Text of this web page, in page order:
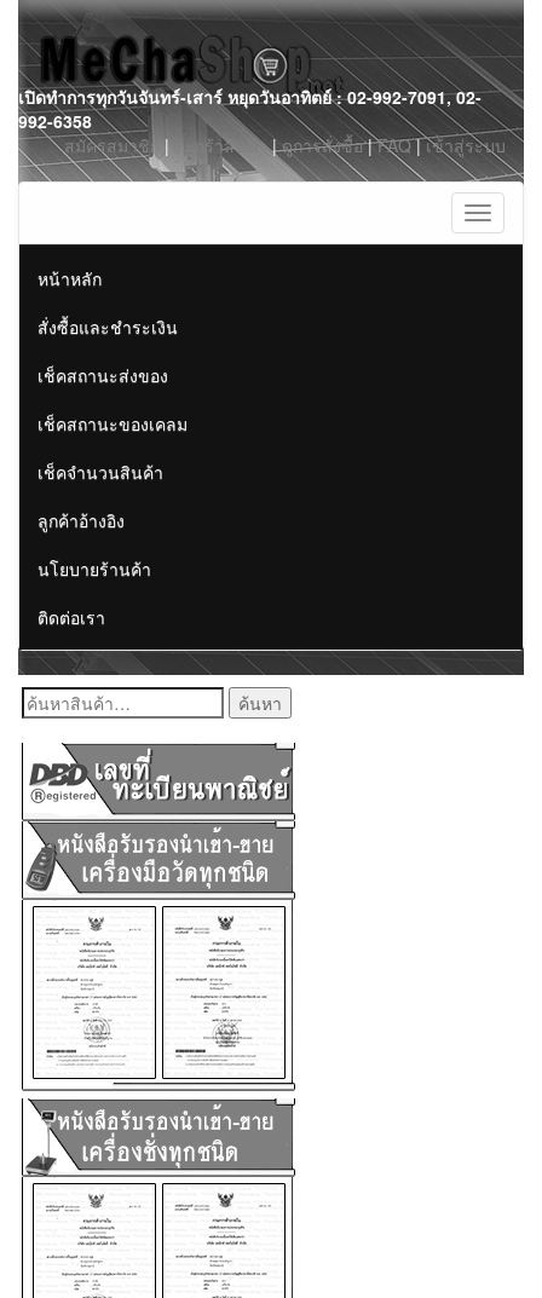
Skip
to
content
เปิดทำการทุกวันจันทร์-เสาร์ หยุดวันอาทิตย์ : 02-992-7091, 02-
992-6358
สมัครสมาชิก | ตะกร้าสินค้า|ดูการสั่งซื้อ|FAQ|เข้าสู่ระบบ
Toggle
หน้าหลัก
สั่งซื้อและชำระเงิน
เช็คสถานะส่งของ
เช็คสถานะของเคลม
เช็คจำนวนสินค้า
ลูกค้าอ้างอิง
นโยบายร้านค้า
ติดต่อเรา
ค้นหา: